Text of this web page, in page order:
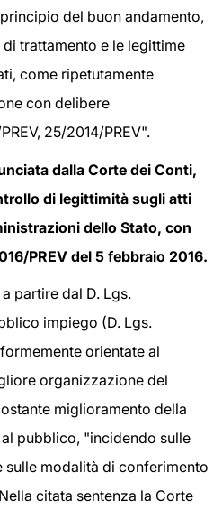
del buon andamento,
trattamento e le legittime
come ripetutamente
con delibere
25/2014/PREV".
dalla Corte dei Conti,
di legittimità sugli atti
dello Stato, con
PREV del 5 febbraio 2016.
partire dal D. Lgs.
impiego (D. Lgs.
orientate al
organizzazione del
miglioramento della
pubblico, "incidendo sulle
modalità di conferimento
citata sentenza la Corte